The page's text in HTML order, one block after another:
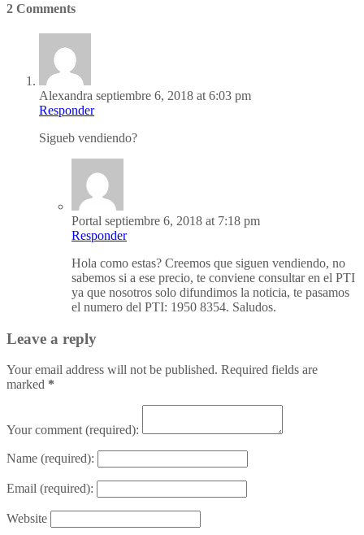
2 Comments
Alexandra septiembre 6, 2018 at 6:03 pm
Responder
Sigueb vendiendo?
Portal septiembre 6, 2018 at 7:18 pm
Responder
Hola como estas? Creemos que siguen vendiendo, no
sabemos si a ese precio, te conviene consultar en el PTI
ya que nosotros solo difundimos la noticia, te pasamos
el numero del PTI: 1950 8354. Saludos.
Leave a reply
Your email address will not be published. Required fields are
marked *
Your comment(required):
Name (required):
Email (required):
Website